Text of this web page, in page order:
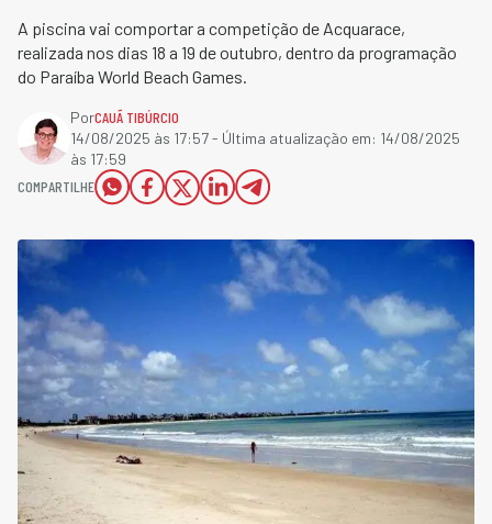
A piscina vai comportar a competição de Acquarace,
realizada nos dias 18 a 19 de outubro, dentro da programação
do Paraíba World Beach Games.
PorCAUÃ TIBÚRCIO
14/08/2025 às 17:57- Última atualização em: 14/08/2025
às 17:59
COMPARTILHE